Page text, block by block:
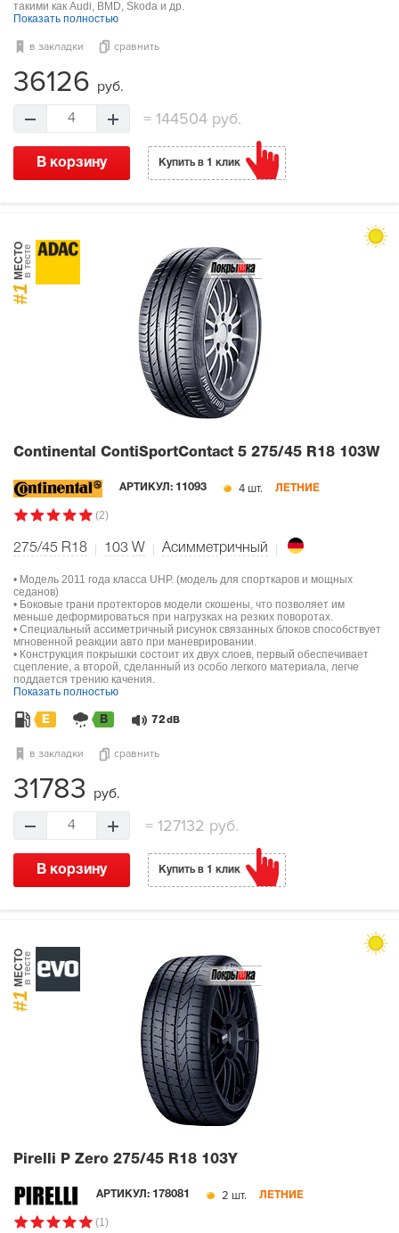
такими как Audi, BMD, Skoda и др.
Показать полностью
в закладки сравнить
36126 руб.
4 =144504 руб.
В корзину Купить в 1 клик
#1
МЕСТОв тесте
Continental ContiSportContact 5 275/45 R18 103W
АРТИКУЛ: 11093 4 шт. ЛЕТНИЕ
(2)
275/45 R18 103 W Асимметричный
• Модель 2011 года класса UHP. (модель для спорткаров и мощных
седанов)
• Боковые грани протекторов модели скошены, что позволяет им
меньше деформироваться при нагрузках на резких поворотах.
• Специальный ассиметричный рисунок связанных блоков способствует
мгновенной реакции авто при маневрировании.
• Конструкция покрышки состоит их двух слоев, первый обеспечивает
сцепление, а второй, сделанный из особо легкого материала, легче
поддается трению качения.
Показать полностью
E B 72 dB
в закладки сравнить
31783 руб.
4 = 127132 руб.
В корзину Купить в 1 клик
#1
МЕСТОв тесте
Pirelli P Zero 275/45 R18 103Y
АРТИКУЛ: 178081 2 шт. ЛЕТНИЕ
(1)